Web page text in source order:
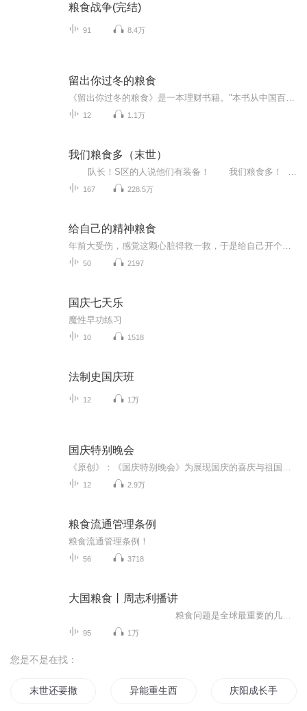
粮食战争(完结)
91 8.4万
留出你过冬的粮食
12 1.1万
我们粮食多（末世）
167 228.5万
给自己的精神粮食
50 2197
国庆七天乐
魔性早功练习
10 1518
法制史国庆班
12 1万
国庆特别晚会
12 2.9万
粮食流通管理条例
粮食流通管理条例！
56 3718
大国粮食丨周志利播讲
95 1万
您是不是在找：
末世还要撒狗粮 异能重生西门庆 庆阳成长手札